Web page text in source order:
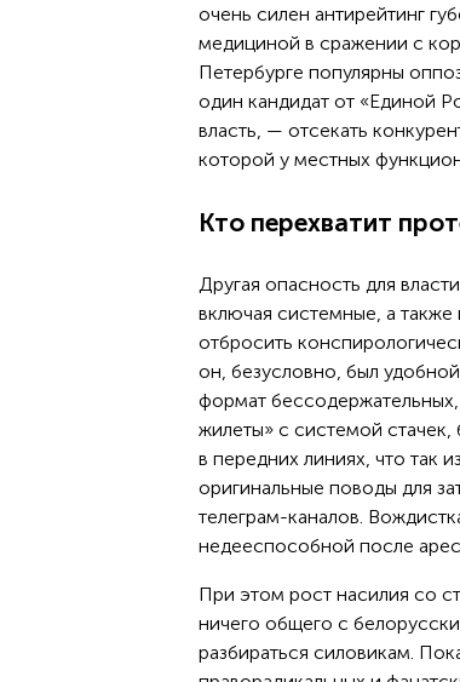
очень силен антирейтинг
медициной в сражении с
Петербурге популярны
один кандидат от «Единой
власть, — отсекать
которой у местных
Кто перехватит
Другая опасность для
включая системные, а
отбросить
он, безусловно, был
формат
жилеты» с системой стачек,
в передних линиях, что так
оригинальные поводы для
телеграм-каналов.
недееспособной после
При этом рост насилия со
ничего общего с
разбираться силовикам.